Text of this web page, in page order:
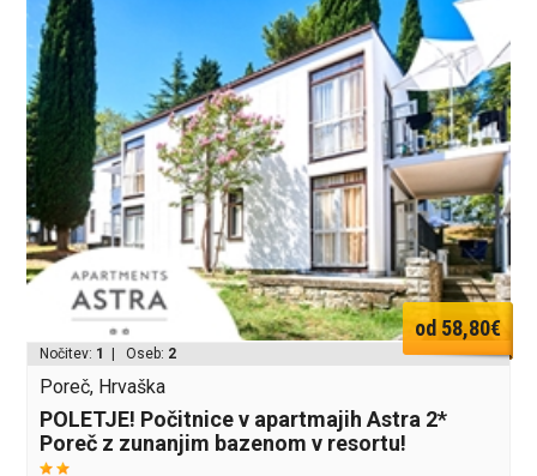
od 58,80€
Nočitev: 1 | Oseb: 2
Poreč, Hrvaška
POLETJE! Počitnice v apartmajih Astra 2*
Poreč z zunanjim bazenom v resortu!